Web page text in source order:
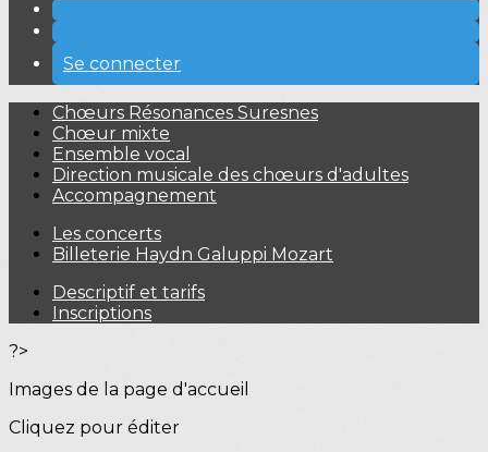
Se connecter
Chœurs Résonances Suresnes
Chœur mixte
Ensemble vocal
Direction musicale des chœurs d'adultes
Accompagnement
Les concerts
Billeterie Haydn Galuppi Mozart
Descriptif et tarifs
Inscriptions
?>
Images de la page d'accueil
Cliquez pour éditer